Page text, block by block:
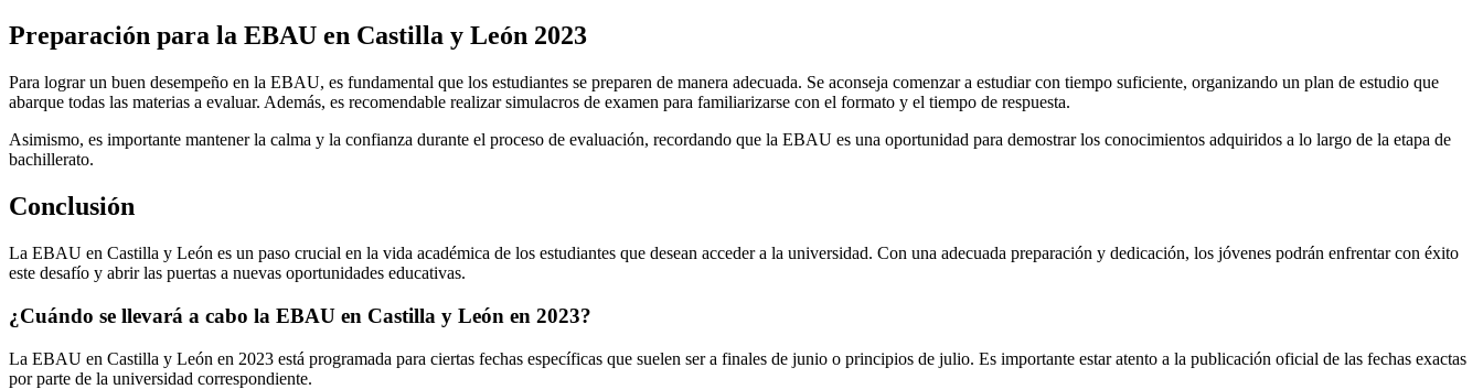
Preparación para la EBAU en Castilla y León 2023
Para lograr un buen desempeño en la EBAU, es fundamental que los estudiantes se preparen de manera adecuada. Se aconseja comenzar a estudiar con tiempo suficiente, organizando un plan de estudio que
abarque todas las materias a evaluar. Además, es recomendable realizar simulacros de examen para familiarizarse con el formato y el tiempo de respuesta.
Asimismo, es importante mantener la calma y la confianza durante el proceso de evaluación, recordando que la EBAU es una oportunidad para demostrar los conocimientos adquiridos a lo largo de la etapa de
bachillerato.
Conclusión
La EBAU en Castilla y León es un paso crucial en la vida académica de los estudiantes que desean acceder a la universidad. Con una adecuada preparación y dedicación, los jóvenes podrán enfrentar con éxito
este desafío y abrir las puertas a nuevas oportunidades educativas.
¿Cuándo se llevará a cabo la EBAU en Castilla y León en 2023?
La EBAU en Castilla y León en 2023 está programada para ciertas fechas específicas que suelen ser a finales de junio o principios de julio. Es importante estar atento a la publicación oficial de las fechas exactas
por parte de la universidad correspondiente.